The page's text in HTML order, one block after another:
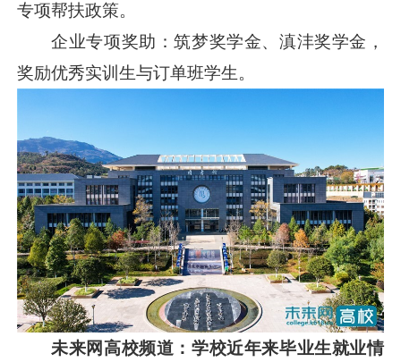
专项帮扶政策。
企业专项奖助：筑梦奖学金、滇沣奖学金，
奖励优秀实训生与订单班学生。
未来网高校频道：学校近年来毕业生就业情